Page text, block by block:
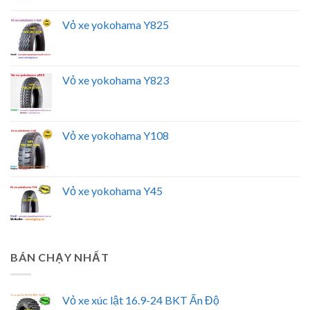
Vỏ xe yokohama Y825
Vỏ xe yokohama Y823
Vỏ xe yokohama Y108
Vỏ xe yokohama Y45
BÁN CHẠY NHẤT
Vỏ xe xúc lật 16.9-24 BKT Ấn Độ